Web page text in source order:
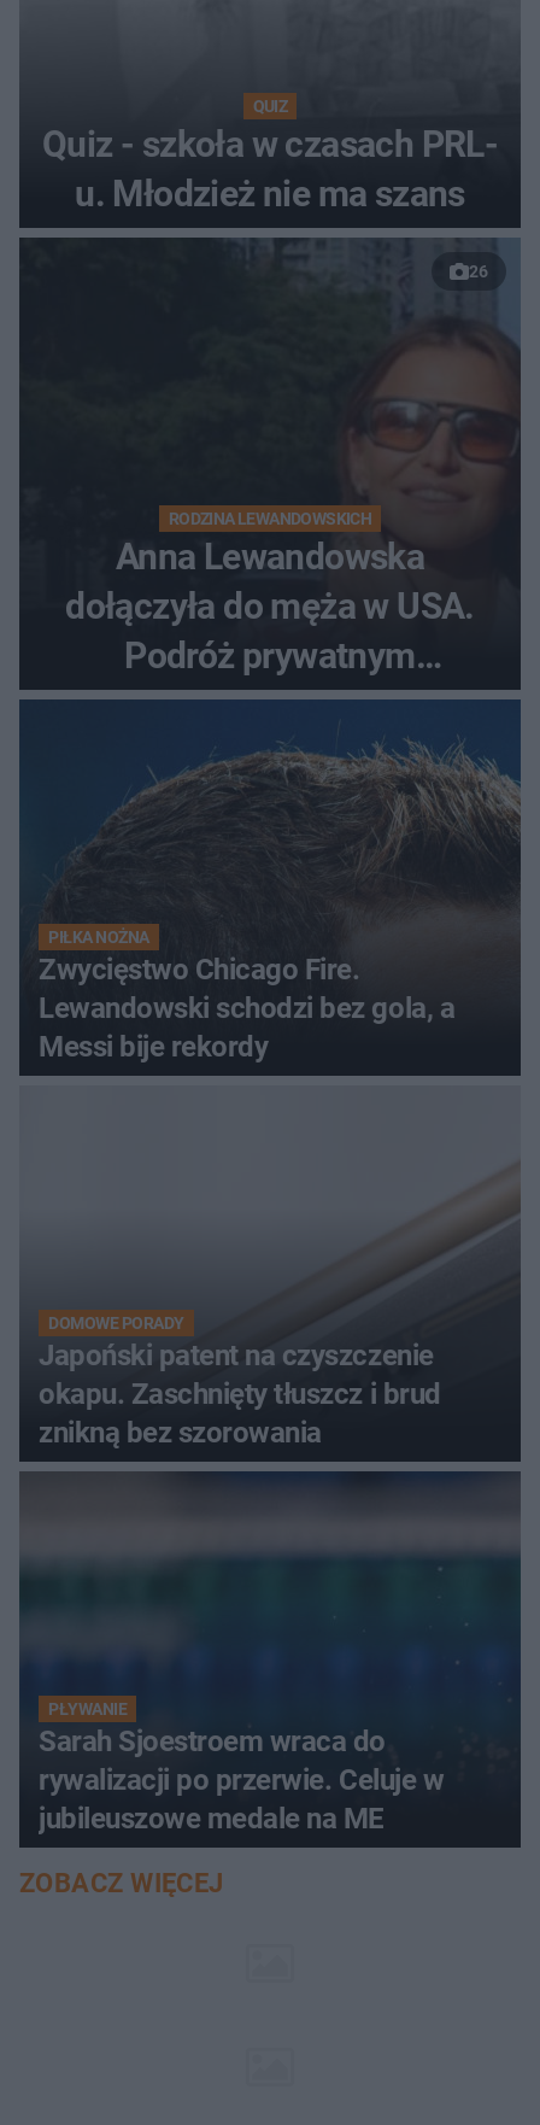
QUIZ
Quiz - szkoła w czasach PRL-
u. Młodzież nie ma szans
26
RODZINA LEWANDOWSKICH
Anna Lewandowska
dołączyła do męża w USA.
Podróż prywatnym
odrzutowcem to dopiero
początek!
PIŁKA NOŻNA
Zwycięstwo Chicago Fire.
Lewandowski schodzi bez gola, a
Messi bije rekordy
DOMOWE PORADY
Japoński patent na czyszczenie
okapu. Zaschnięty tłuszcz i brud
znikną bez szorowania
PŁYWANIE
Sarah Sjoestroem wraca do
rywalizacji po przerwie. Celuje w
jubileuszowe medale na ME
ZOBACZ WIĘCEJ